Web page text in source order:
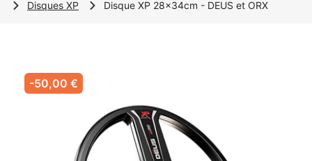
Disques XP
Disque XP 28x34cm - DEUS et ORX
-50,00 €